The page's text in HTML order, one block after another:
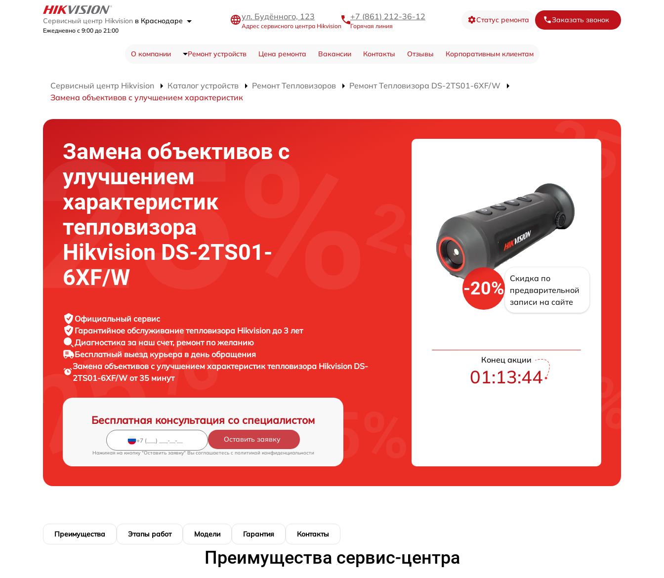
Сервисный центр Hikvision в Краснодаре
Ежедневно с 9:00 до 21:00
ул. Будённого, 123
Адрес сервисного центра Hikvision
+7 (861) 212-36-12
Горячая линия
Статус ремонта Заказать звонок
О компании Ремонт устройств Цена ремонта Вакансии Контакты Отзывы Корпоративным клиентам
Сервисный центр Hikvision Каталог устройств Ремонт Тепловизоров
Ремонт Тепловизора DS-2TS01-6XF/W
Замена объективов с улучшением характеристик
Замена объективов с
улучшением
характеристик
тепловизора
Hikvision DS-2TS01-
6XF/W
Официальный сервис
Гарантийное обслуживание тепловизора Hikvision до 3 лет
Диагностика за наш счет, ремонт по желанию
Бесплатный выезд курьера в день обращения
Замена объективов с улучшением характеристик тепловизора Hikvision DS-
2TS01-6XF/W от 35 минут
Бесплатная консультация со специалистом
Оставить заявку
Нажимая на кнопку "Оставить заявку" Вы соглашаетесь c политикой конфиденциальности
-20%
Скидка по
предварительной
записи на сайте
Конец акции
01:13:42
Преимущества Этапы работ Модели Гарантия Контакты
Преимущества сервис-центра